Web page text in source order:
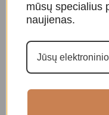
Tibeto dainuojantis
mūsų specialius
naujienas.